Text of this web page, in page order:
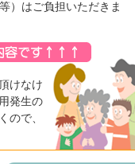
）はご負担いただきま
けなけ
発生の
ので、